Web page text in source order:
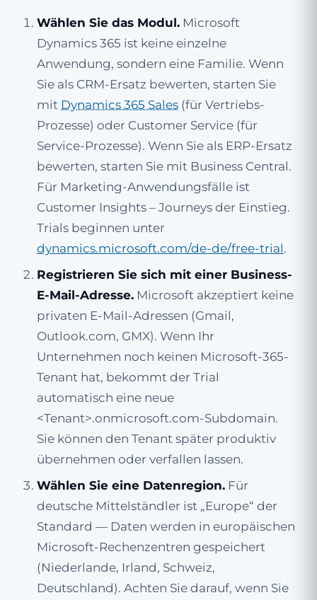
Wählen Sie das Modul. Microsoft
Dynamics 365 ist keine einzelne
Anwendung, sondern eine Familie. Wenn
Sie als CRM-Ersatz bewerten, starten Sie
mit Dynamics 365 Sales (für Vertriebs-
Prozesse) oder Customer Service (für
Service-Prozesse). Wenn Sie als ERP-Ersatz
bewerten, starten Sie mit Business Central.
Für Marketing-Anwendungsfälle ist
Customer Insights – Journeys der Einstieg.
Trials beginnen unter
dynamics.microsoft.com/de-de/free-trial.
Registrieren Sie sich mit einer Business-
E-Mail-Adresse. Microsoft akzeptiert keine
privaten E-Mail-Adressen (Gmail,
Outlook.com, GMX). Wenn Ihr
Unternehmen noch keinen Microsoft-365-
Tenant hat, bekommt der Trial
automatisch eine neue
<Tenant>.onmicrosoft.com-Subdomain.
Sie können den Tenant später produktiv
übernehmen oder verfallen lassen.
Wählen Sie eine Datenregion. Für
deutsche Mittelständler ist „Europe“ der
Standard — Daten werden in europäischen
Microsoft-Rechenzentren gespeichert
(Niederlande, Irland, Schweiz,
Deutschland). Achten Sie darauf, wenn Sie